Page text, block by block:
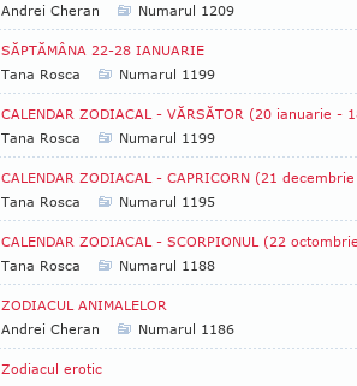
Andrei Cheran
Numarul 1209
SĂPTĂMÂNA 22-28 IANUARIE
Tana Rosca
Numarul 1199
CALENDAR ZODIACAL - VĂRSĂTOR (20 ianuarie -
Tana Rosca
Numarul 1199
CALENDAR ZODIACAL - CAPRICORN (21
Tana Rosca
Numarul 1195
CALENDAR ZODIACAL - SCORPIONUL (22
Tana Rosca
Numarul 1188
ZODIACUL ANIMALELOR
Andrei Cheran
Numarul 1186
Zodiacul erotic